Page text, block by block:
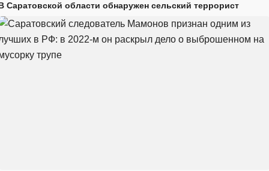
Саратовской области обнаружен сельский террорист